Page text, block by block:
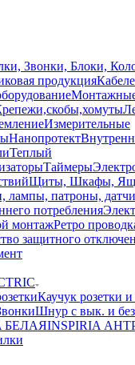
Звонки, Блоки,
продукция
Измерительные
Нанопротект
Теплый
Таймеры
Щиты, Шкафы,
лампы, патроны,
потребления
монтажРетро
защитного
Каучук розетки
Шнур с вык. и без
БЕЛАЯINSPIRIA